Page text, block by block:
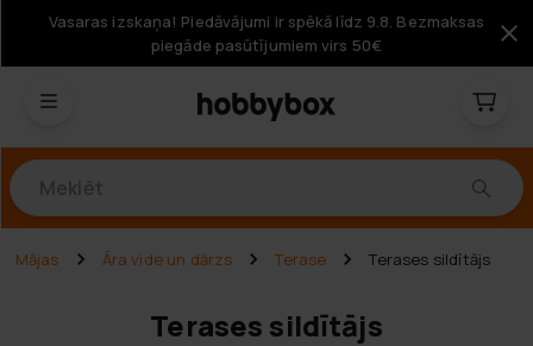
Vasaras izskaņa! Piedāvājumi ir spēkā līdz 9.8. Bezmaksas
piegāde pasūtījumiem virs 50€
Mājas Āra vide un dārzs Terase Terases sildītājs
Terases sildītājs